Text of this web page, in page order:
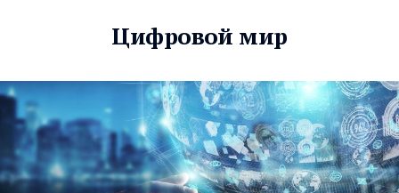
Цифровой мир